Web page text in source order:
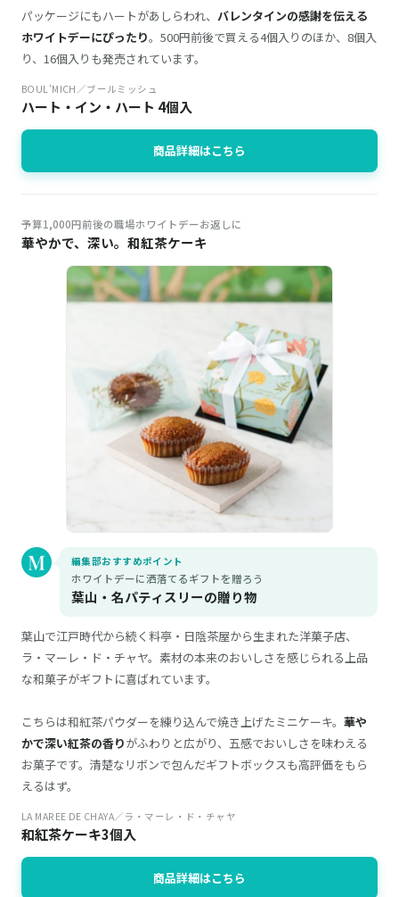
パッケージにもハートがあしらわれ、 バレンタインの感謝を伝える
ホワイトデーにぴったり。500円前後で買える4個入りのほか、8個入
り、16個入りも発売されています。
BOUL'MICH／ブールミッシュ
ハート・イン・ハート 4個入
商品詳細はこちら
予算1,000円前後の職場ホワイトデーお返しに
華やかで、深い。和紅茶ケーキ
編集部おすすめポイント
ホワイトデーに洒落てるギフトを贈ろう
葉山・名パティスリーの贈り物
葉山で江戸時代から続く料亭・日陰茶屋から生まれた洋菓子店、
ラ・マーレ・ド・チャヤ。素材の本来のおいしさを感じられる上品
な和菓子がギフトに喜ばれています。
こちらは和紅茶パウダーを練り込んで焼き上げたミニケーキ。 華や
かで深い紅茶の香りがふわりと広がり、五感でおいしさを味わえる
お菓子です。清楚なリボンで包んだギフトボックスも高評価をもら
えるはず。
LA MAREE DE CHAYA／ラ・マーレ・ド・チャヤ
和紅茶ケーキ3個入
商品詳細はこちら